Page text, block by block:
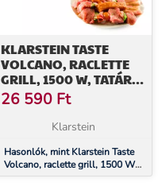
KLARSTEIN TASTE
VOLCANO, RACLETTE
GRILL, 1500 W, TATÁR
GRILL, 8 SZEMÉLY
26 590 Ft
Klarstein
Hasonlók, mint Klarstein Taste
Volcano, raclette grill, 1500 W,
tatár grill, 8 személy